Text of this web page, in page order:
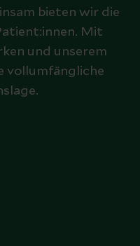
bieten wir die
Mit
und unserem
vollumfängliche